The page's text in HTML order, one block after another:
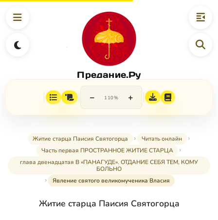
Предание.Ру
− 110% +
Житие старца Паисия Святогорца
Читать онлайн
Часть первая ПРОСТРАННОЕ ЖИТИЕ СТАРЦА
глава двенадцатая В «ПАНАГУДЕ». ОТДАНИЕ СЕБЯ ТЕМ, КОМУ
БОЛЬНО
Явление святого великомученика Власия
Житие старца Паисия Святогорца